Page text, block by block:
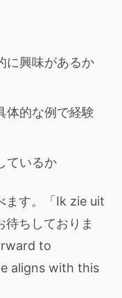
に興味があるか
体的な例で経験
ているか
ます。「Ik zie uit
ちしておりま
to
aligns with this